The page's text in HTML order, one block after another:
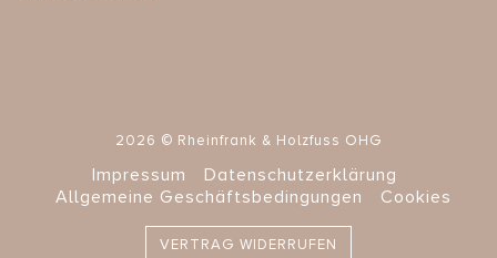
2026 © Rheinfrank & Holzfuss OHG
Impressum
Datenschutzerklärung
Allgemeine Geschäftsbedingungen
Cookies
VERTRAG WIDERRUFEN